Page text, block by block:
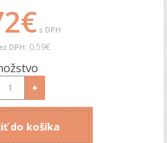
s DPH
DPH: 0.59€
+
do košíka